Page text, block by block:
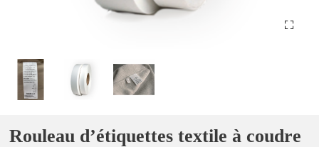
Rouleau d’étiquettes textile à coudre